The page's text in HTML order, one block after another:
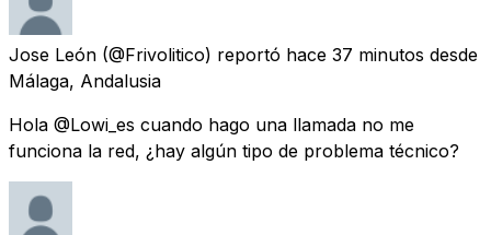
Jose León (@Frivolitico) reportó hace 37 minutos desde
Málaga, Andalusia
Hola @Lowi_es cuando hago una llamada no me
funciona la red, ¿hay algún tipo de problema técnico?